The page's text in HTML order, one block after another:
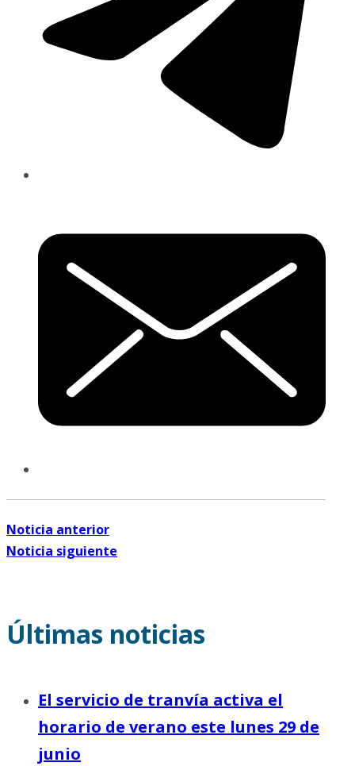
Noticia anterior
Noticia siguiente
Últimas noticias
El servicio de tranvía activa el
horario de verano este lunes 29 de
junio